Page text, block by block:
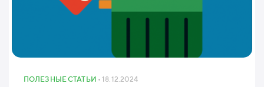
ПОЛЕЗНЫЕ СТАТЬИ • 18.12.2024